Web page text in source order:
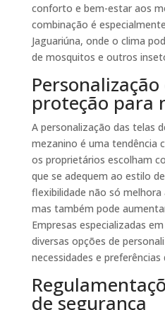
conforto e bem-estar aos
combinação é
Jaguariúna, onde o clima
de mosquitos e outros
proteção para
A personalização das telas
mezanino é uma tendência
os proprietários escolham
que se adequem ao estilo
flexibilidade não só
mas também pode
Empresas especializadas
diversas opções de
necessidades e preferências
de segurança